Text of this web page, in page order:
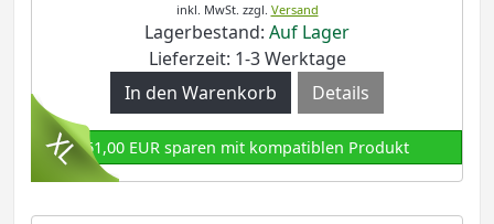
inkl. MwSt. zzgl. Versand
Lagerbestand: Auf Lager
Lieferzeit: 1-3 Werktage
Details
61,00 EUR sparen mit kompatiblen Produkt